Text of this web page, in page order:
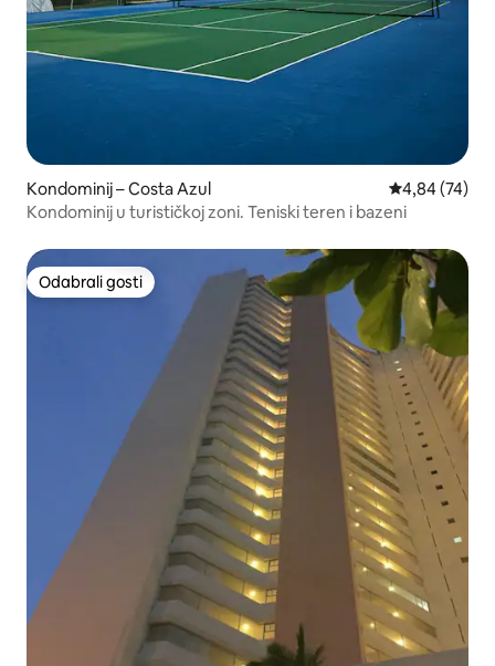
Kondominij – Costa Azul Prosječna
4,84 (74)
Kondominij u turističkoj zoni. Teniski teren i bazeni
Odabrali gosti
Odabrali gosti